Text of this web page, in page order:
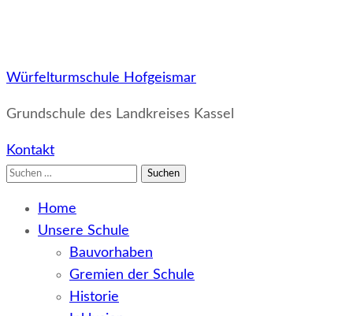
Würfelturmschule Hofgeismar
Grundschule des Landkreises Kassel
Kontakt
Suchen
Home
Unsere Schule
Bauvorhaben
Gremien der Schule
Historie